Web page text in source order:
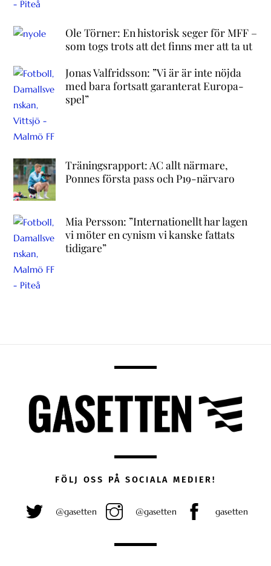
Ole Törner: En historisk seger för MFF –
som togs trots att det finns mer att ta ut
Jonas Valfridsson: ”Vi är är inte nöjda
med bara fortsatt garanterat Europa-
spel”
Träningsrapport: AC allt närmare,
Ponnes första pass och P19-närvaro
Mia Persson: ”Internationellt har lagen
vi möter en cynism vi kanske fattats
tidigare”
FÖLJ OSS PÅ SOCIALA MEDIER!
@gasetten @gasetten gasetten